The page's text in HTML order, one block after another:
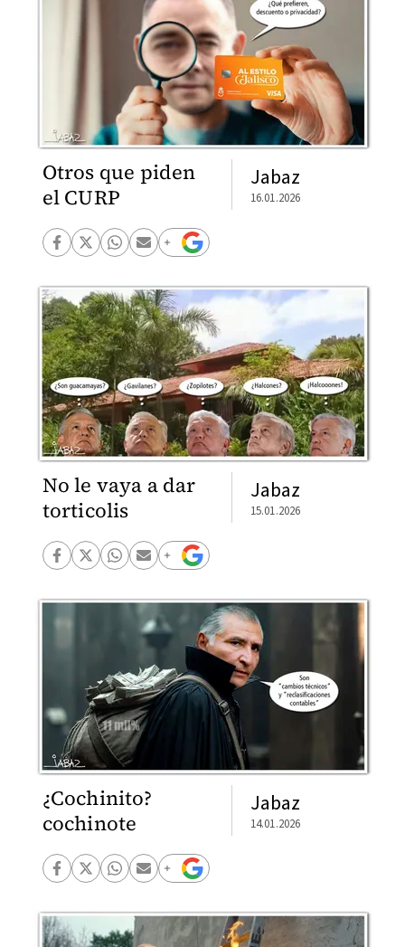
Otros que piden
el CURP
Jabaz
16.01.2026
No le vaya a dar
torticolis
Jabaz
15.01.2026
¿Cochinito?
cochinote
Jabaz
14.01.2026